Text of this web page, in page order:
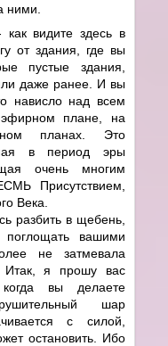
ними.
видите здесь в
от здания, где вы
пустые здания,
даже ранее. И вы
нависло над всем
плане, на
планах. Это
в период эры
очень многим
Присутствием,
Века.
разбить в щебень,
вашими
не затмевала
Итак, я прошу вас
когда вы делаете
шар
с силой,
остановить. Ибо